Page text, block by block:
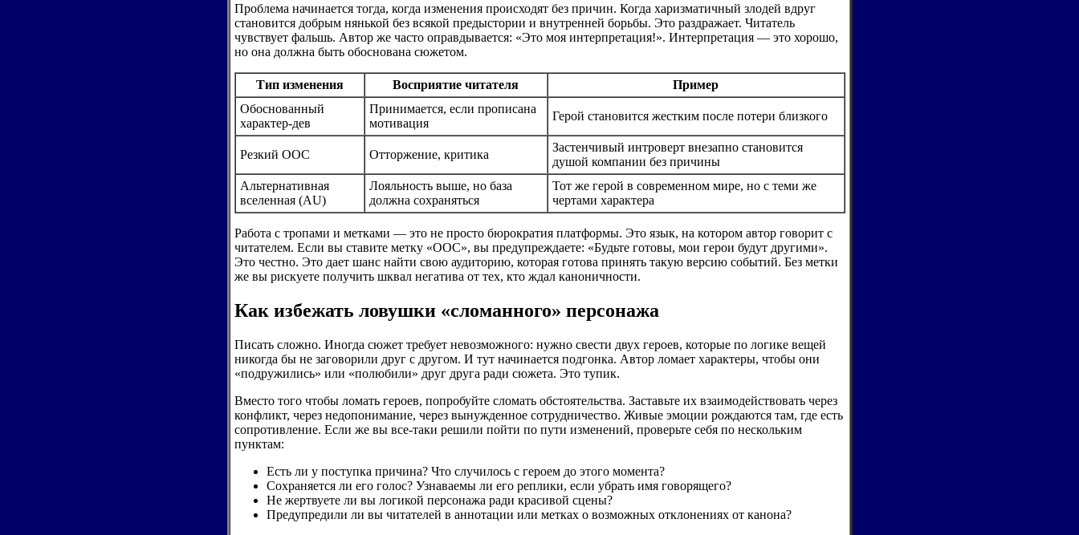
Проблема начинается тогда, когда изменения происходят без причин. Когда харизматичный злодей вдруг
становится добрым нянькой без всякой предыстории и внутренней борьбы. Это раздражает. Читатель
чувствует фальшь. Автор же часто оправдывается: «Это моя интерпретация!». Интерпретация — это хорошо,
но она должна быть обоснована сюжетом.
Тип изменения Восприятие читателя
Пример
Обоснованный
характер-дев
Принимается, если прописана
мотивация
Герой становится жестким после потери близкого
Резкий ООС Отторжение, критика
Застенчивый интроверт внезапно становится
душой компании без причины
Альтернативная
вселенная (AU)
Лояльность выше, но база
должна сохраняться
Тот же герой в современном мире, но с теми же
чертами характера
Работа с тропами и метками — это не просто бюрократия платформы. Это язык, на котором автор говорит с
читателем. Если вы ставите метку «ООС», вы предупреждаете: «Будьте готовы, мои герои будут другими».
Это честно. Это дает шанс найти свою аудиторию, которая готова принять такую версию событий. Без метки
же вы рискуете получить шквал негатива от тех, кто ждал каноничности.
Как избежать ловушки «сломанного» персонажа
Писать сложно. Иногда сюжет требует невозможного: нужно свести двух героев, которые по логике вещей
никогда бы не заговорили друг с другом. И тут начинается подгонка. Автор ломает характеры, чтобы они
«подружились» или «полюбили» друг друга ради сюжета. Это тупик.
Вместо того чтобы ломать героев, попробуйте сломать обстоятельства. Заставьте их взаимодействовать через
конфликт, через недопонимание, через вынужденное сотрудничество. Живые эмоции рождаются там, где есть
сопротивление. Если же вы все-таки решили пойти по пути изменений, проверьте себя по нескольким
пунктам:
Есть ли у поступка причина? Что случилось с героем до этого момента?
Сохраняется ли его голос? Узнаваемы ли его реплики, если убрать имя говорящего?
Не жертвуете ли вы логикой персонажа ради красивой сцены?
Предупредили ли вы читателей в аннотации или метках о возможных отклонениях от канона?